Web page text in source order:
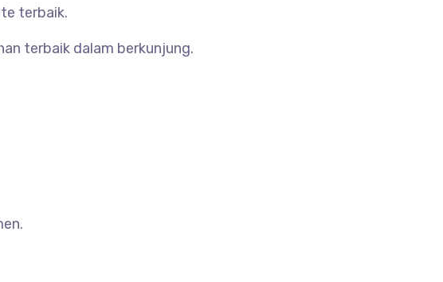
terbaik.
terbaik dalam berkunjung.